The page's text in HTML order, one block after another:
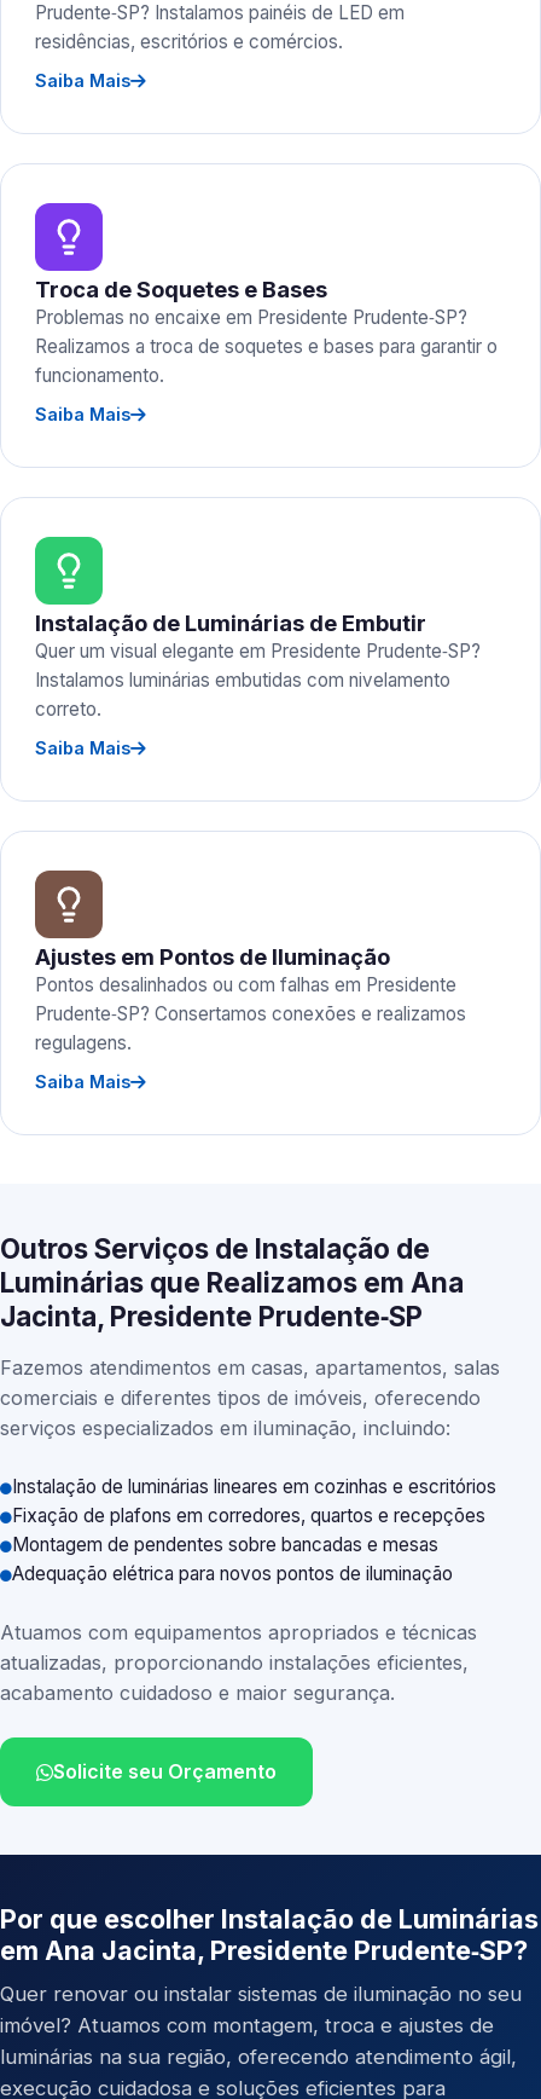
Prudente‑SP? Instalamos painéis de LED em
residências, escritórios e comércios.
Saiba Mais
Troca de Soquetes e Bases
Problemas no encaixe em Presidente Prudente‑SP?
Realizamos a troca de soquetes e bases para garantir o
funcionamento.
Saiba Mais
Instalação de Luminárias de Embutir
Quer um visual elegante em Presidente Prudente‑SP?
Instalamos luminárias embutidas com nivelamento
correto.
Saiba Mais
Ajustes em Pontos de Iluminação
Pontos desalinhados ou com falhas em Presidente
Prudente‑SP? Consertamos conexões e realizamos
regulagens.
Saiba Mais
Outros Serviços de Instalação de
Luminárias que Realizamos em Ana
Jacinta, Presidente Prudente‑SP
Fazemos atendimentos em casas, apartamentos, salas
comerciais e diferentes tipos de imóveis, oferecendo
serviços especializados em iluminação, incluindo:
Instalação de luminárias lineares em cozinhas e escritórios
Fixação de plafons em corredores, quartos e recepções
Montagem de pendentes sobre bancadas e mesas
Adequação elétrica para novos pontos de iluminação
Atuamos com equipamentos apropriados e técnicas
atualizadas, proporcionando instalações eficientes,
acabamento cuidadoso e maior segurança.
Solicite seu Orçamento
Por que escolher Instalação de Luminárias
em Ana Jacinta, Presidente Prudente‑SP?
Quer renovar ou instalar sistemas de iluminação no seu
imóvel? Atuamos com montagem, troca e ajustes de
luminárias na sua região, oferecendo atendimento ágil,
execução cuidadosa e soluções eficientes para